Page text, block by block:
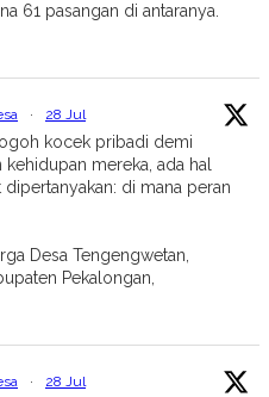
61 pasangan di antaranya.
· 28 Jul
kocek pribadi demi
mereka, ada hal
di mana peran
Desa Tengengwetan,
Pekalongan,
· 28 Jul